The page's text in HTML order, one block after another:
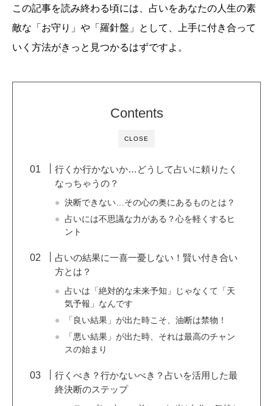
この記事を読み終わる頃には、占いをあなたの人生の素
敵な「お守り」や「羅針盤」として、上手に付き合って
いく方法がきっと見つかるはずですよ。
CLOSE
Contents
行くか行かないか…どうして占いに頼りたく
なっちゃうの？
決断できない…その心の奥にあるものとは？
占いには不思議な力がある？心を軽くするヒ
ント
占いの結果に一喜一憂しない！賢い付き合い
方とは？
占いは「絶対的な未来予知」じゃなくて「天
気予報」なんです
「良い結果」が出た時こそ、油断は禁物！
「悪い結果」が出た時、それは最高のチャン
スの始まり
行くべき？行かないべき？占いを活用した最
終決断のステップ